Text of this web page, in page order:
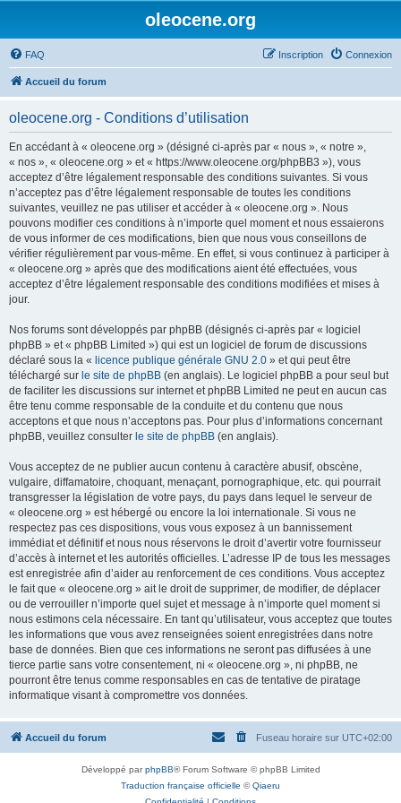
oleocene.org
FAQ Connexion
Inscription
Accueil du forum
oleocene.org - Conditions d’utilisation
En accédant à « oleocene.org » (désigné ci-après par « nous », « notre »,
« nos », « oleocene.org » et « https://www.oleocene.org/phpBB3 »), vous
acceptez d’être légalement responsable des conditions suivantes. Si vous
n’acceptez pas d’être légalement responsable de toutes les conditions
suivantes, veuillez ne pas utiliser et accéder à « oleocene.org ». Nous
pouvons modifier ces conditions à n’importe quel moment et nous essaierons
de vous informer de ces modifications, bien que nous vous conseillons de
vérifier régulièrement par vous-même. En effet, si vous continuez à participer à
« oleocene.org » après que des modifications aient été effectuées, vous
acceptez d’être légalement responsable des conditions modifiées et mises à
jour.
Nos forums sont développés par phpBB (désignés ci-après par « logiciel
phpBB » et « phpBB Limited ») qui est un logiciel de forum de discussions
déclaré sous la « licence publique générale GNU 2.0 » et qui peut être
téléchargé sur le site de phpBB (en anglais). Le logiciel phpBB a pour seul but
de faciliter les discussions sur internet et phpBB Limited ne peut en aucun cas
être tenu comme responsable de la conduite et du contenu que nous
acceptons et que nous n’acceptons pas. Pour plus d’informations concernant
phpBB, veuillez consulter le site de phpBB (en anglais).
Vous acceptez de ne publier aucun contenu à caractère abusif, obscène,
vulgaire, diffamatoire, choquant, menaçant, pornographique, etc. qui pourrait
transgresser la législation de votre pays, du pays dans lequel le serveur de
« oleocene.org » est hébergé ou encore la loi internationale. Si vous ne
respectez pas ces dispositions, vous vous exposez à un bannissement
immédiat et définitif et nous nous réservons le droit d’avertir votre fournisseur
d’accès à internet et les autorités officielles. L’adresse IP de tous les messages
est enregistrée afin d’aider au renforcement de ces conditions. Vous acceptez
le fait que « oleocene.org » ait le droit de supprimer, de modifier, de déplacer
ou de verrouiller n’importe quel sujet et message à n’importe quel moment si
nous estimons cela nécessaire. En tant qu’utilisateur, vous acceptez que toutes
les informations que vous avez renseignées soient enregistrées dans notre
base de données. Bien que ces informations ne seront pas diffusées à une
tierce partie sans votre consentement, ni « oleocene.org », ni phpBB, ne
pourront être tenus comme responsables en cas de tentative de piratage
informatique visant à compromettre vos données.
Accueil du forum Fuseau horaire sur UTC+02:00
Développé parphpBB® Forum Software © phpBB Limited
Traduction française officielle ©Qiaeru